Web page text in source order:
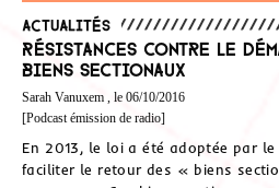
Actualités
Résistances contre le
biens sectionaux
Sarah Vanuxem , le 06/10/2016
[Podcast émission de radio]
En 2013, le loi a été adoptée par
faciliter le retour des « biens